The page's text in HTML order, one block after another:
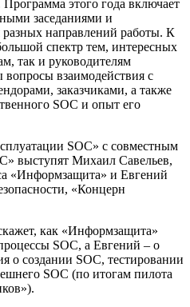
этого года включает
заседаниями и
направлений работы. К
спектр тем, интересных
так и руководителям
вопросы взаимодействия с
заказчиками, а также
SOC и опыт его
SOC» с совместным
выступят Михаил Савельев,
«Информзащита» и Евгений
«Концерн
как «Информзащита»
SOC, а Евгений – о
о создании SOC, тестировании
SOC (по итогам пилота